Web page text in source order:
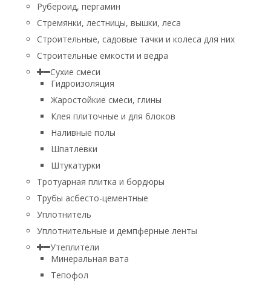
Рубероид, пергамин
Стремянки, лестницы, вышки, леса
Строительные, садовые тачки и колеса для них
Строительные емкости и ведра
Сухие смеси
Гидроизоляция
Жаростойкие смеси, глины
Клея плиточные и для блоков
Наливные полы
Шпатлевки
Штукатурки
Тротуарная плитка и бордюры
Трубы асбесто-цементные
Уплотнитель
Уплотнительные и демпферные ленты
Утеплители
Минеральная вата
Тепофол